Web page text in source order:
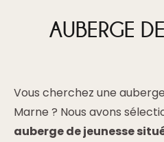
AUBERGE
Vous cherchez une
Marne ? Nous avons
auberge de jeunesse